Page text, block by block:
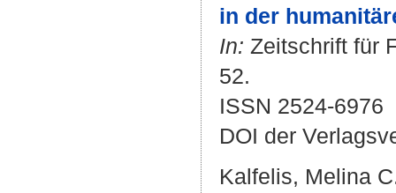
in der
In: Zeitschrift für
52.
ISSN 2524-6976
DOI der
Kalfelis, Melina